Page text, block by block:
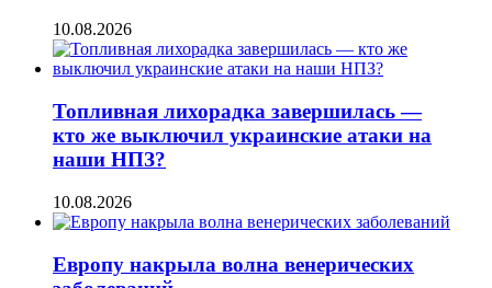
10.08.2026
Топливная лихорадка завершилась —
кто же выключил украинские атаки на
наши НПЗ?
10.08.2026
Европу накрыла волна венерических